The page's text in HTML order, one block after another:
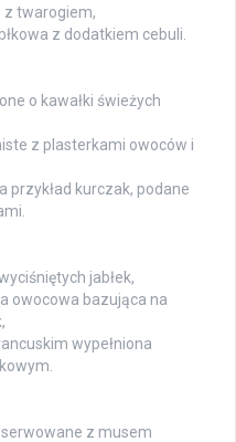
z twarogiem,
z dodatkiem cebuli.
o kawałki świeżych
z plasterkami owoców i
przykład kurczak, podane
jabłek,
owocowa bazująca na
wypełniona
z musem